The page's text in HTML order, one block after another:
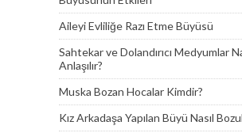
Aileyi Evliliğe Razı Etme Büyüsü
Sahtekar ve Dolandırıcı Medyumlar
Anlaşılır?
Muska Bozan Hocalar Kimdir?
Kız Arkadaşa Yapılan Büyü Nasıl